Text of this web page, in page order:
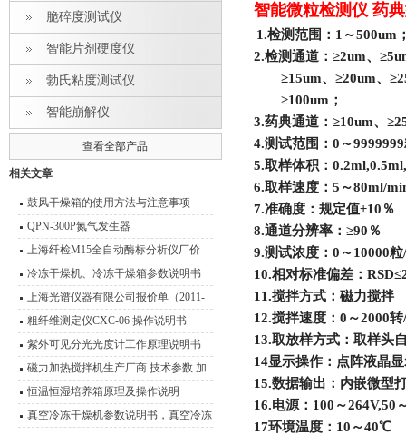
脆碎度测试仪
智能片剂硬度仪
勃氏粘度测试仪
智能崩解仪
查看全部产品
相关文章
鼓风干燥箱的使用方法与注意事项
QPN-300P氮气发生器
上海纤检M15全自动酶标分析仪厂价
冷冻干燥机、冷冻干燥箱参数说明书
上海光谱仪器有限公司报价单（2011-
2012）
粗纤维测定仪CXC-06 操作说明书
紫外可见分光光度计工作原理说明书
磁力加热搅拌机生产厂商 技术参数 加
热磁力搅拌器应用范围
恒温恒湿培养箱原理及操作说明
真空冷冻干燥机参数说明书，真空冷冻
智能微粒检测仪 药
1.检测范围：1～500um
2.检测通道：≥2um、
≥15um、≥20um、
≥100um；
3.药典通道：≥10um、
4.测试范围：0～
5.取样体积：
6.取样速度：5～80ml/
7.准确度：规定值±10％
8.通道分辨率：≥90％
9.测试浓度：0～10000
10.相对标准偏差：
11.搅拌方式：磁力搅拌
12.搅拌速度：0～2000
13.取放样方式：取样头
14显示操作：点阵液晶
15.数据输出：内嵌微型
16.电源：100～264V,50
17环境温度：10～40℃